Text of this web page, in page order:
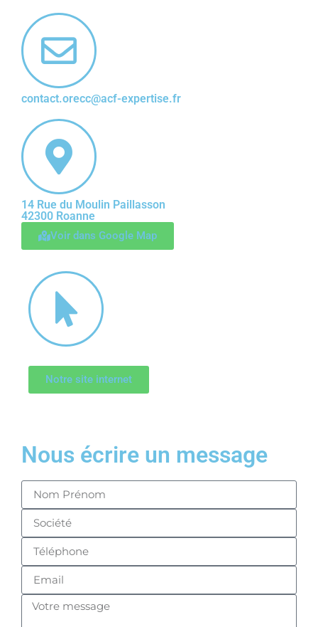
Nous écrire un message
contact.orecc@acf-expertise.fr
14 Rue du Moulin Paillasson
42300 Roanne
Voir dans Google Map
Notre site internet